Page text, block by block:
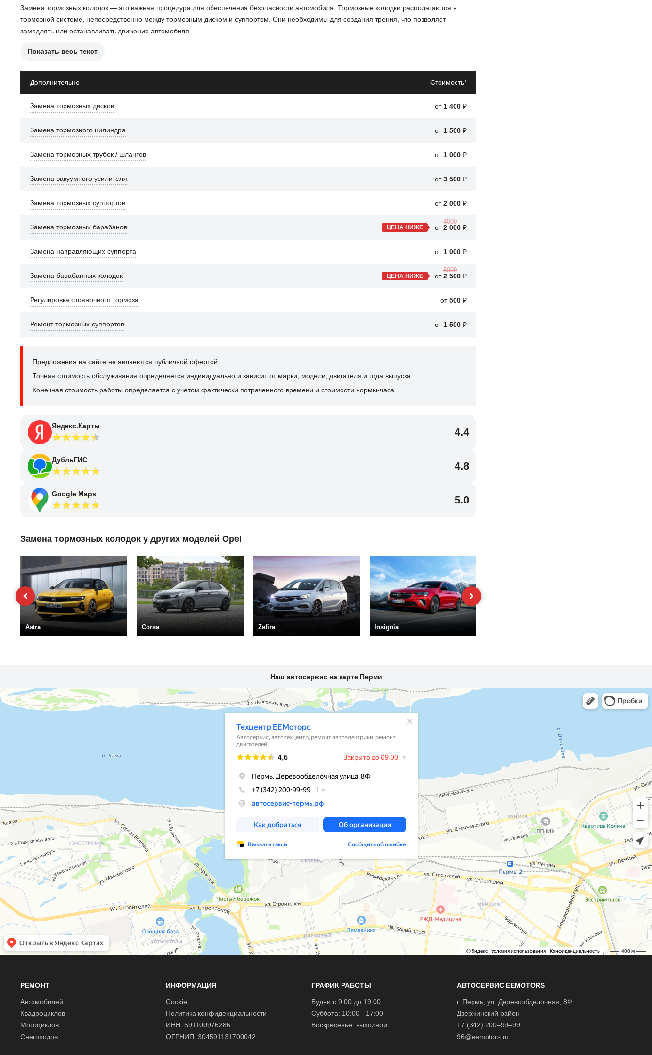
Замена тормозных колодок — это важная процедура для обеспечения безопасности автомобиля. Тормозные колодки располагаются в
тормозной системе, непосредственно между тормозным диском и суппортом. Они необходимы для создания трения, что позволяет
замедлять или останавливать движение автомобиля.
Причины необходимости замены тормозных колодок:
Появление скрипа или стука при торможении.
Неравномерный износ колодок.
Проблемы с тормозной системой.
дороге.
Показать весь текст
Дополнительно Стоимость*
Замена тормозных дисков от 1 400 ₽
Замена тормозного цилиндра от 1 500 ₽
Замена тормозных трубок / шлангов от 1 000 ₽
Замена вакуумного усилителя от3 500 ₽
Замена тормозных суппортов от2 000 ₽
Замена тормозных барабанов ЦЕНА НИЖЕ от
4000
2 000 ₽
Замена направляющих суппорта от 1 000 ₽
Замена барабанных колодок ЦЕНА НИЖЕ от
5000
2 500 ₽
Регулировка стояночного тормоза от500 ₽
Ремонт тормозных суппортов от 1 500 ₽
Предложения на сайте не являеются публичной офертой.
Точная стоимость обслуживания определяется индивидуально и зависит от марки, модели, двигателя и года выпуска.
Конечная стоимость работы определяется с учетом фактически потраченного времени и стоимости нормы-часа.
Яндекс.Карты 4.4
ДубльГИС 4.8
Google Maps 5.0
Замена тормозных колодок у других моделей Opel
Astra Corsa Zafira Insignia
Наш автосервис на карте Перми
РЕМОНТ
Автомобилей
Квадроциклов
Мотоциклов
Снегоходов
ИНФОРМАЦИЯ
Cookie
Политика конфиденциальности
ИНН: 591100976286
ОГРНИП: 304591131700042
ГРАФИК РАБОТЫ
Будни с 9.00 до 19.00
Суббота: 10:00 - 17:00
Воскресенье: выходной
АВТОСЕРВИС EEMOTORS
г. Пермь , ул. Деревообделочная, 8Ф
Дзержинский район
+7 (342) 200–99–99
96@eemotors.ru